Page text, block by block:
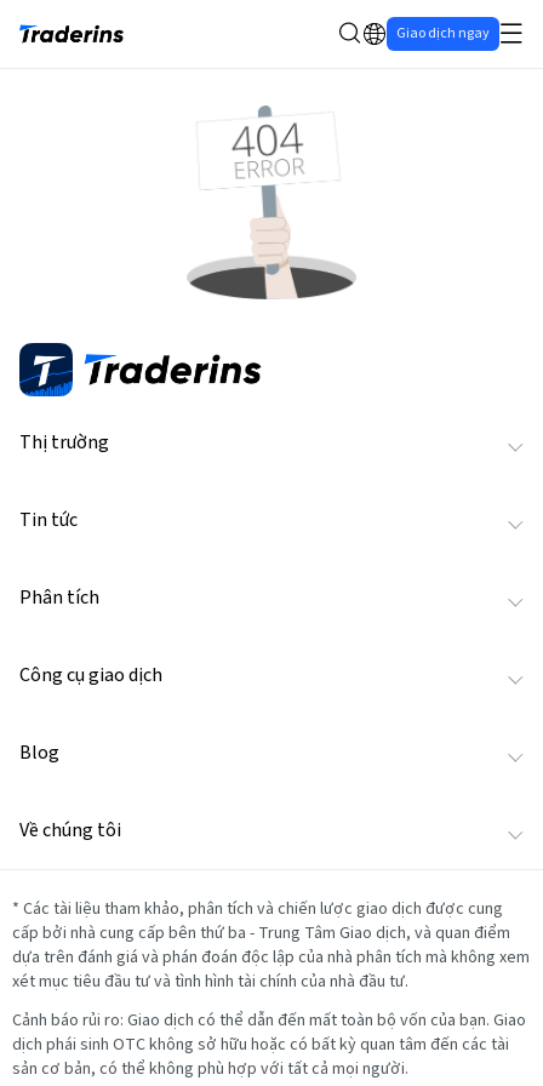
Giao dịch ngay
Thị trường
Tin tức
Phân tích
Công cụ giao dịch
Blog
Về chúng tôi
* Các tài liệu tham khảo, phân tích và chiến lược giao dịch được cung
cấp bởi nhà cung cấp bên thứ ba - Trung Tâm Giao dịch, và quan điểm
dựa trên đánh giá và phán đoán độc lập của nhà phân tích mà không xem
xét mục tiêu đầu tư và tình hình tài chính của nhà đầu tư.
Cảnh báo rủi ro: Giao dịch có thể dẫn đến mất toàn bộ vốn của bạn. Giao
dịch phái sinh OTC không sở hữu hoặc có bất kỳ quan tâm đến các tài
sản cơ bản, có thể không phù hợp với tất cả mọi người.